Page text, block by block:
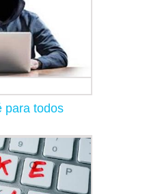
para todos